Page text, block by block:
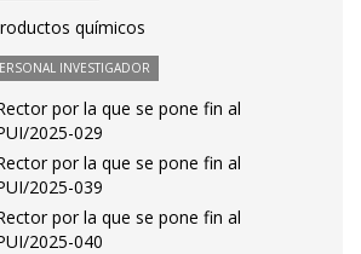
químicos
INVESTIGADOR
por la que se pone fin al
2025-029
por la que se pone fin al
2025-039
por la que se pone fin al
2025-040